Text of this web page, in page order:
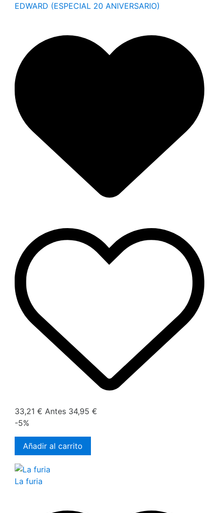
EDWARD (ESPECIAL 20 ANIVERSARIO)
33,21 € Antes 34,95 €
-5%
Añadir al carrito
La furia